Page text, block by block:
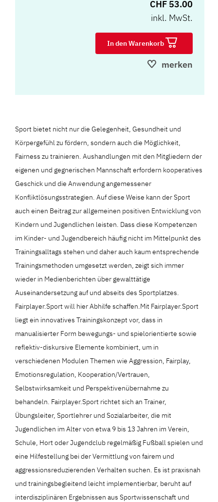
CHF 53.00
inkl. MwSt.
In den Warenkorb
merken
Sport bietet nicht nur die Gelegenheit, Gesundheit und
Körpergefühl zu fördern, sondern auch die Möglichkeit,
Fairness zu trainieren. Aushandlungen mit den Mitgliedern der
eigenen und gegnerischen Mannschaft erfordern kooperatives
Geschick und die Anwendung angemessener
Konfliktlösungsstrategien. Auf diese Weise kann der Sport
auch einen Beitrag zur allgemeinen positiven Entwicklung von
Kindern und Jugendlichen leisten. Dass diese Kompetenzen
im Kinder- und Jugendbereich häufig nicht im Mittelpunkt des
Trainingsalltags stehen und daher auch kaum entsprechende
Trainingsmethoden umgesetzt werden, zeigt sich immer
wieder in Medienberichten über gewalttätige
Auseinandersetzung auf und abseits des Sportplatzes.
Fairplayer.Sport will hier Abhilfe schaffen.Mit Fairplayer.Sport
liegt ein innovatives Trainingskonzept vor, dass in
manualisierter Form bewegungs- und spielorientierte sowie
reflektiv-diskursive Elemente kombiniert, um in
verschiedenen Modulen Themen wie Aggression, Fairplay,
Emotionsregulation, Kooperation/Vertrauen,
Selbstwirksamkeit und Perspektivenübernahme zu
behandeln. Fairplayer.Sport richtet sich an Trainer,
Übungsleiter, Sportlehrer und Sozialarbeiter, die mit
Jugendlichen im Alter von etwa 9 bis 13 Jahren im Verein,
Schule, Hort oder Jugendclub regelmäßig Fußball spielen und
eine Hilfestellung bei der Vermittlung von fairem und
aggressionsreduzierenden Verhalten suchen. Es ist praxisnah
und trainingsbegleitend leicht implementierbar, beruht auf
interdisziplinären Ergebnissen aus Sportwissenschaft und